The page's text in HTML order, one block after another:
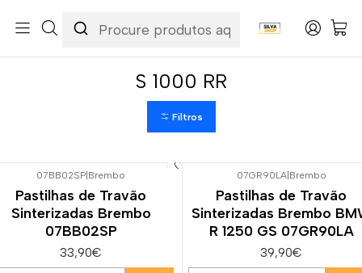
Suspensão & Travões
Pastilhas de Travão BMW S 1000 RR
S 1000 RR
Filtros
07BB02SP|Brembo
Pastilhas de Travão
Sinterizadas Brembo
07BB02SP
33,90€
07GR90LA|Brembo
Pastilhas de Travão
Sinterizadas Brembo
R 1250 GS 07GR90LA
39,90€